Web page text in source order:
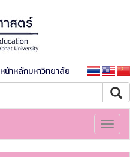
หน้าหลักมหาวิทยาลัย
Toggle